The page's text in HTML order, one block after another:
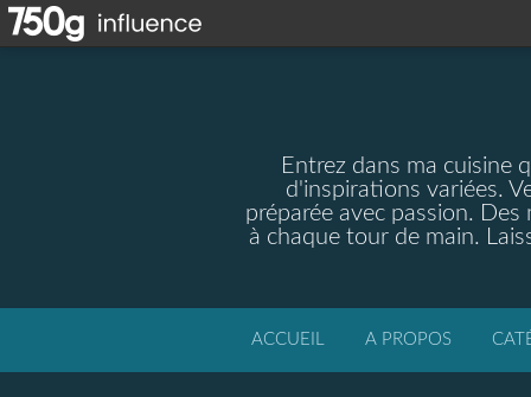
Entrez dans ma cuisine
d'inspirations variées.
préparée avec passion.
à chaque tour de main.
ACCUEIL A PROPOS